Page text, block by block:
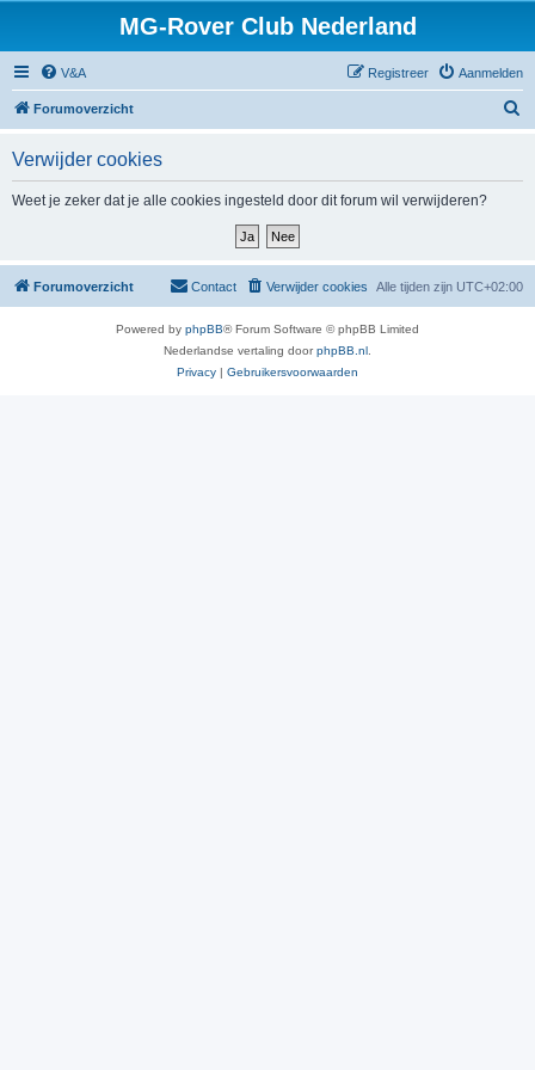
MG-Rover Club Nederland
V&A Aanmelden
Registreer
Forumoverzicht
Verwijder cookies
Weet je zeker dat je alle cookies ingesteld door dit forum wil verwijderen?
Forumoverzicht Alle tijden zijn UTC+02:00
Verwijder cookies
Contact
Powered by phpBB® Forum Software © phpBB Limited
Nederlandse vertaling doorphpBB.nl
Privacy | Gebruikersvoorwaarden